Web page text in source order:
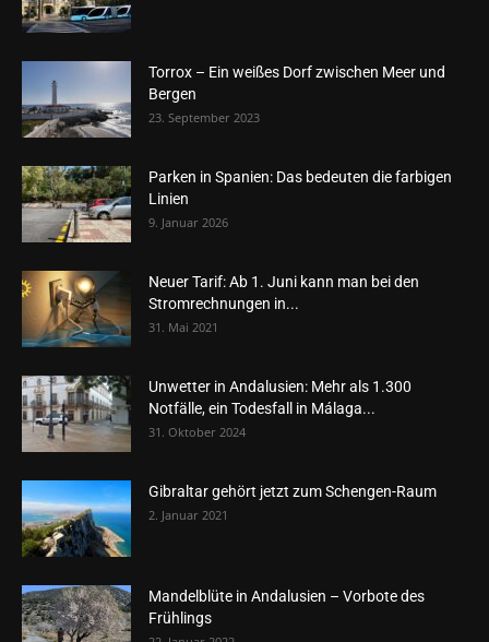
Torrox – Ein weißes Dorf zwischen Meer und
Bergen
23. September 2023
Parken in Spanien: Das bedeuten die farbigen
Linien
9. Januar 2026
Neuer Tarif: Ab 1. Juni kann man bei den
Stromrechnungen in...
31. Mai 2021
Unwetter in Andalusien: Mehr als 1.300
Notfälle, ein Todesfall in Málaga...
31. Oktober 2024
Gibraltar gehört jetzt zum Schengen-Raum
2. Januar 2021
Mandelblüte in Andalusien – Vorbote des
Frühlings